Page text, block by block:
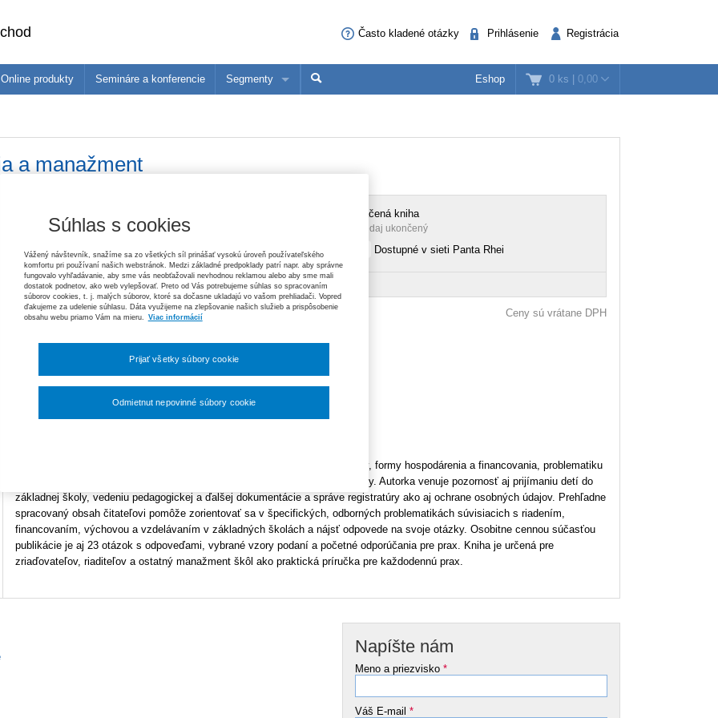
Často kladené otázky Prihlásenie Registrácia
0 ks | 0,00
Trh práce v ekonomických súvislostiach, 2. vydanie
Paulína Mihaľová, Janka Kottulová, Magdaléna Musilová, Michal Páleník
25,20 €
Helena Spišiaková
79,80 €
Ochrana základných práv
Tomáš Ľalík, Ján Svák, Lívia Trellová, Vincent Bujňák
26,40 €
Pracovné právo v poznámkach s príkladmi, 3. vydanie
Jana Žuľová, Marcel Dolobáč, Monika Minčičová
Online produkty Semináre a konferencie Segmenty Eshop
a manažment
Tlačená kniha
Predaj ukončený
Dostupné v sieti Panta Rhei
Ceny sú vrátane DPH
Typ publikácie monografia
Dátum vydania 10/2014
mäkká
120
Publikácia rieši problematiku zriaďovania škôl, náležitostí zriaďovacej listiny, formy hospodárenia a financovania, problematiku
organizácie výchovy, vzdelávania a zabezpečenia prevádzky základnej školy. Autorka venuje pozornosť aj prijímaniu detí do
základnej školy, vedeniu pedagogickej a ďalšej dokumentácie a správe registratúry ako aj ochrane osobných údajov. Prehľadne
spracovaný obsah čitateľovi pomôže zorientovať sa v špecifických, odborných problematikách súvisiacich s riadením,
financovaním, výchovou a vzdelávaním v základných školách a nájsť odpovede na svoje otázky. Osobitne cennou súčasťou
publikácie je aj 23 otázok s odpoveďami, vybrané vzory podaní a početné odporúčania pre prax. Kniha je určená pre
zriaďovateľov, riaditeľov a ostatný manažment škôl ako praktická príručka pre každodennú prax.
Napíšte nám
Meno a priezvisko*
Váš E-mail*
Súhlas s cookies
Vážený návštevník, snažíme sa zo všetkých síl prinášať vysokú úroveň používateľského
komfortu pri používaní našich webstránok. Medzi základné predpoklady patrí napr. aby správne
fungovalo vyhľadávanie, aby sme vás neobťažovali nevhodnou reklamou alebo aby sme mali
dostatok podnetov, ako web vylepšovať. Preto od Vás potrebujeme súhlas so spracovaním
súborov cookies, t. j. malých súborov, ktoré sa dočasne ukladajú vo vašom prehliadači. Vopred
ďakujeme za udelenie súhlasu. Dáta využijeme na zlepšovanie našich služieb a prispôsobenie
obsahu webu priamo Vám na mieru. Viac informácií
Odmietnut nepovinné súbory cookie
Prijať všetky súbory cookie